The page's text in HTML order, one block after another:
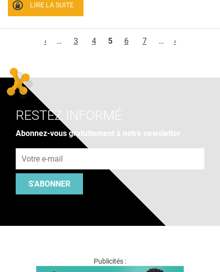
LIRE LA SUITE
‹
… 3 4 5 6 7 … ›
RESTEZ INFORMÉ
Abonnez-vous gratuitement à notre newsletter
S'ABONNER
Publicités :